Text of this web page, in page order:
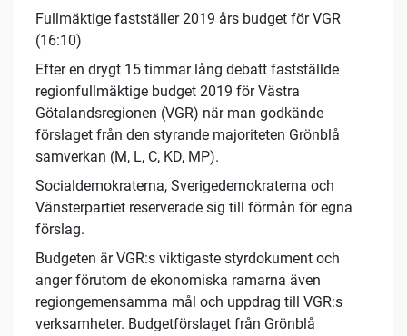
Fullmäktige fastställer 2019 års budget för VGR
(16:10)
Efter en drygt 15 timmar lång debatt fastställde
regionfullmäktige budget 2019 för Västra
Götalandsregionen (VGR) när man godkände
förslaget från den styrande majoriteten Grönblå
samverkan (M, L, C, KD, MP).
Socialdemokraterna, Sverigedemokraterna och
Vänsterpartiet reserverade sig till förmån för egna
förslag.
Budgeten är VGR:s viktigaste styrdokument och
anger förutom de ekonomiska ramarna även
regiongemensamma mål och uppdrag till VGR:s
verksamheter. Budgetförslaget från Grönblå